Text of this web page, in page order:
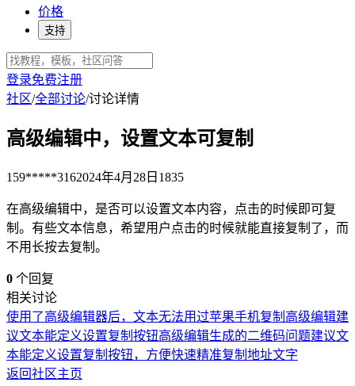
价格
支持
登录免费注册
社区/全部讨论/讨论详情
高级编辑中，设置文本可复制
159*****3162024年4月28日 1835
在高级编辑中，是否可以设置文本内容，点击的时候即可复
制。有些文本信息，希望用户点击的时候就能直接复制了，而
不用长按去复制。
0 个回复
相关讨论
使用了高级编辑器后，文本无法用过苹果手机复制 高级编辑建
议文本能定义设置复制按钮高级编辑生成的二维码问题建议文
本能定义设置复制按钮，方便快速精准复制地址文字
返回社区主页